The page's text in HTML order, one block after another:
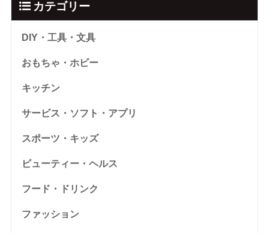
カテゴリー
DIY・工具・文具
おもちゃ・ホビー
キッチン
サービス・ソフト・アプリ
スポーツ・キッズ
ビューティー・ヘルス
フード・ドリンク
ファッション